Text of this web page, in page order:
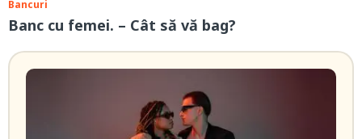
Bancuri
Banc cu femei. – Cât să vă bag?